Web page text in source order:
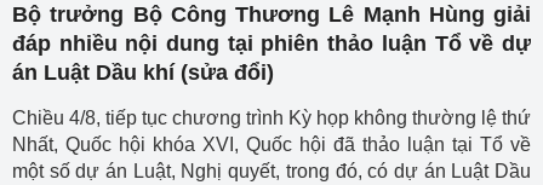
Bộ trưởng Bộ Công Thương Lê Mạnh Hùng giải
đáp nhiều nội dung tại phiên thảo luận Tổ về dự
án Luật Dầu khí (sửa đổi)
Chiều 4/8, tiếp tục chương trình Kỳ họp không thường lệ thứ
Nhất, Quốc hội khóa XVI, Quốc hội đã thảo luận tại Tổ về
một số dự án Luật, Nghị quyết, trong đó, có dự án Luật Dầu